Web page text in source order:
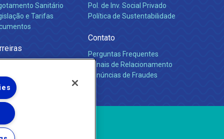
Sanitário
e Tarifas
Pol. de Inv. Social Privado
Política de Sustentabilidade
Contato
Perguntas Frequentes
Canais de Relacionamento
Denúncias de Fraudes